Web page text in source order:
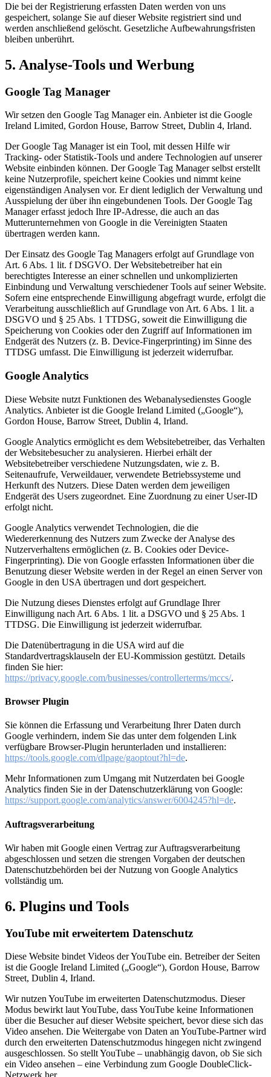
Die bei der Registrierung erfassten Daten werden von uns
gespeichert, solange Sie auf dieser Website registriert sind und
werden anschließend gelöscht. Gesetzliche Aufbewahrungsfristen
bleiben unberührt.
5. Analyse-Tools und Werbung
Google Tag Manager
Wir setzen den Google Tag Manager ein. Anbieter ist die Google
Ireland Limited, Gordon House, Barrow Street, Dublin 4, Irland.
Der Google Tag Manager ist ein Tool, mit dessen Hilfe wir
Tracking- oder Statistik-Tools und andere Technologien auf unserer
Website einbinden können. Der Google Tag Manager selbst erstellt
keine Nutzerprofile, speichert keine Cookies und nimmt keine
eigenständigen Analysen vor. Er dient lediglich der Verwaltung und
Ausspielung der über ihn eingebundenen Tools. Der Google Tag
Manager erfasst jedoch Ihre IP-Adresse, die auch an das
Mutterunternehmen von Google in die Vereinigten Staaten
übertragen werden kann.
Der Einsatz des Google Tag Managers erfolgt auf Grundlage von
Art. 6 Abs. 1 lit. f DSGVO. Der Websitebetreiber hat ein
berechtigtes Interesse an einer schnellen und unkomplizierten
Einbindung und Verwaltung verschiedener Tools auf seiner Website.
Sofern eine entsprechende Einwilligung abgefragt wurde, erfolgt die
Verarbeitung ausschließlich auf Grundlage von Art. 6 Abs. 1 lit. a
DSGVO und § 25 Abs. 1 TTDSG, soweit die Einwilligung die
Speicherung von Cookies oder den Zugriff auf Informationen im
Endgerät des Nutzers (z. B. Device-Fingerprinting) im Sinne des
TTDSG umfasst. Die Einwilligung ist jederzeit widerrufbar.
Google Analytics
Diese Website nutzt Funktionen des Webanalysedienstes Google
Analytics. Anbieter ist die Google Ireland Limited („Google“),
Gordon House, Barrow Street, Dublin 4, Irland.
Google Analytics ermöglicht es dem Websitebetreiber, das Verhalten
der Websitebesucher zu analysieren. Hierbei erhält der
Websitebetreiber verschiedene Nutzungsdaten, wie z. B.
Seitenaufrufe, Verweildauer, verwendete Betriebssysteme und
Herkunft des Nutzers. Diese Daten werden dem jeweiligen
Endgerät des Users zugeordnet. Eine Zuordnung zu einer User-ID
erfolgt nicht.
Google Analytics verwendet Technologien, die die
Wiedererkennung des Nutzers zum Zwecke der Analyse des
Nutzerverhaltens ermöglichen (z. B. Cookies oder Device-
Fingerprinting). Die von Google erfassten Informationen über die
Benutzung dieser Website werden in der Regel an einen Server von
Google in den USA übertragen und dort gespeichert.
Die Nutzung dieses Dienstes erfolgt auf Grundlage Ihrer
Einwilligung nach Art. 6 Abs. 1 lit. a DSGVO und § 25 Abs. 1
TTDSG. Die Einwilligung ist jederzeit widerrufbar.
Die Datenübertragung in die USA wird auf die
Standardvertragsklauseln der EU-Kommission gestützt. Details
finden Sie hier:
https://privacy.google.com/businesses/controllerterms/mccs/.
Browser Plugin
Sie können die Erfassung und Verarbeitung Ihrer Daten durch
Google verhindern, indem Sie das unter dem folgenden Link
verfügbare Browser-Plugin herunterladen und installieren:
https://tools.google.com/dlpage/gaoptout?hl=de.
Mehr Informationen zum Umgang mit Nutzerdaten bei Google
Analytics finden Sie in der Datenschutzerklärung von Google:
https://support.google.com/analytics/answer/6004245?hl=de.
Auftragsverarbeitung
Wir haben mit Google einen Vertrag zur Auftragsverarbeitung
abgeschlossen und setzen die strengen Vorgaben der deutschen
Datenschutzbehörden bei der Nutzung von Google Analytics
vollständig um.
6. Plugins und Tools
YouTube mit erweitertem Datenschutz
Diese Website bindet Videos der YouTube ein. Betreiber der Seiten
ist die Google Ireland Limited („Google“), Gordon House, Barrow
Street, Dublin 4, Irland.
Wir nutzen YouTube im erweiterten Datenschutzmodus. Dieser
Modus bewirkt laut YouTube, dass YouTube keine Informationen
über die Besucher auf dieser Website speichert, bevor diese sich das
Video ansehen. Die Weitergabe von Daten an YouTube-Partner wird
durch den erweiterten Datenschutzmodus hingegen nicht zwingend
ausgeschlossen. So stellt YouTube – unabhängig davon, ob Sie sich
ein Video ansehen – eine Verbindung zum Google DoubleClick-